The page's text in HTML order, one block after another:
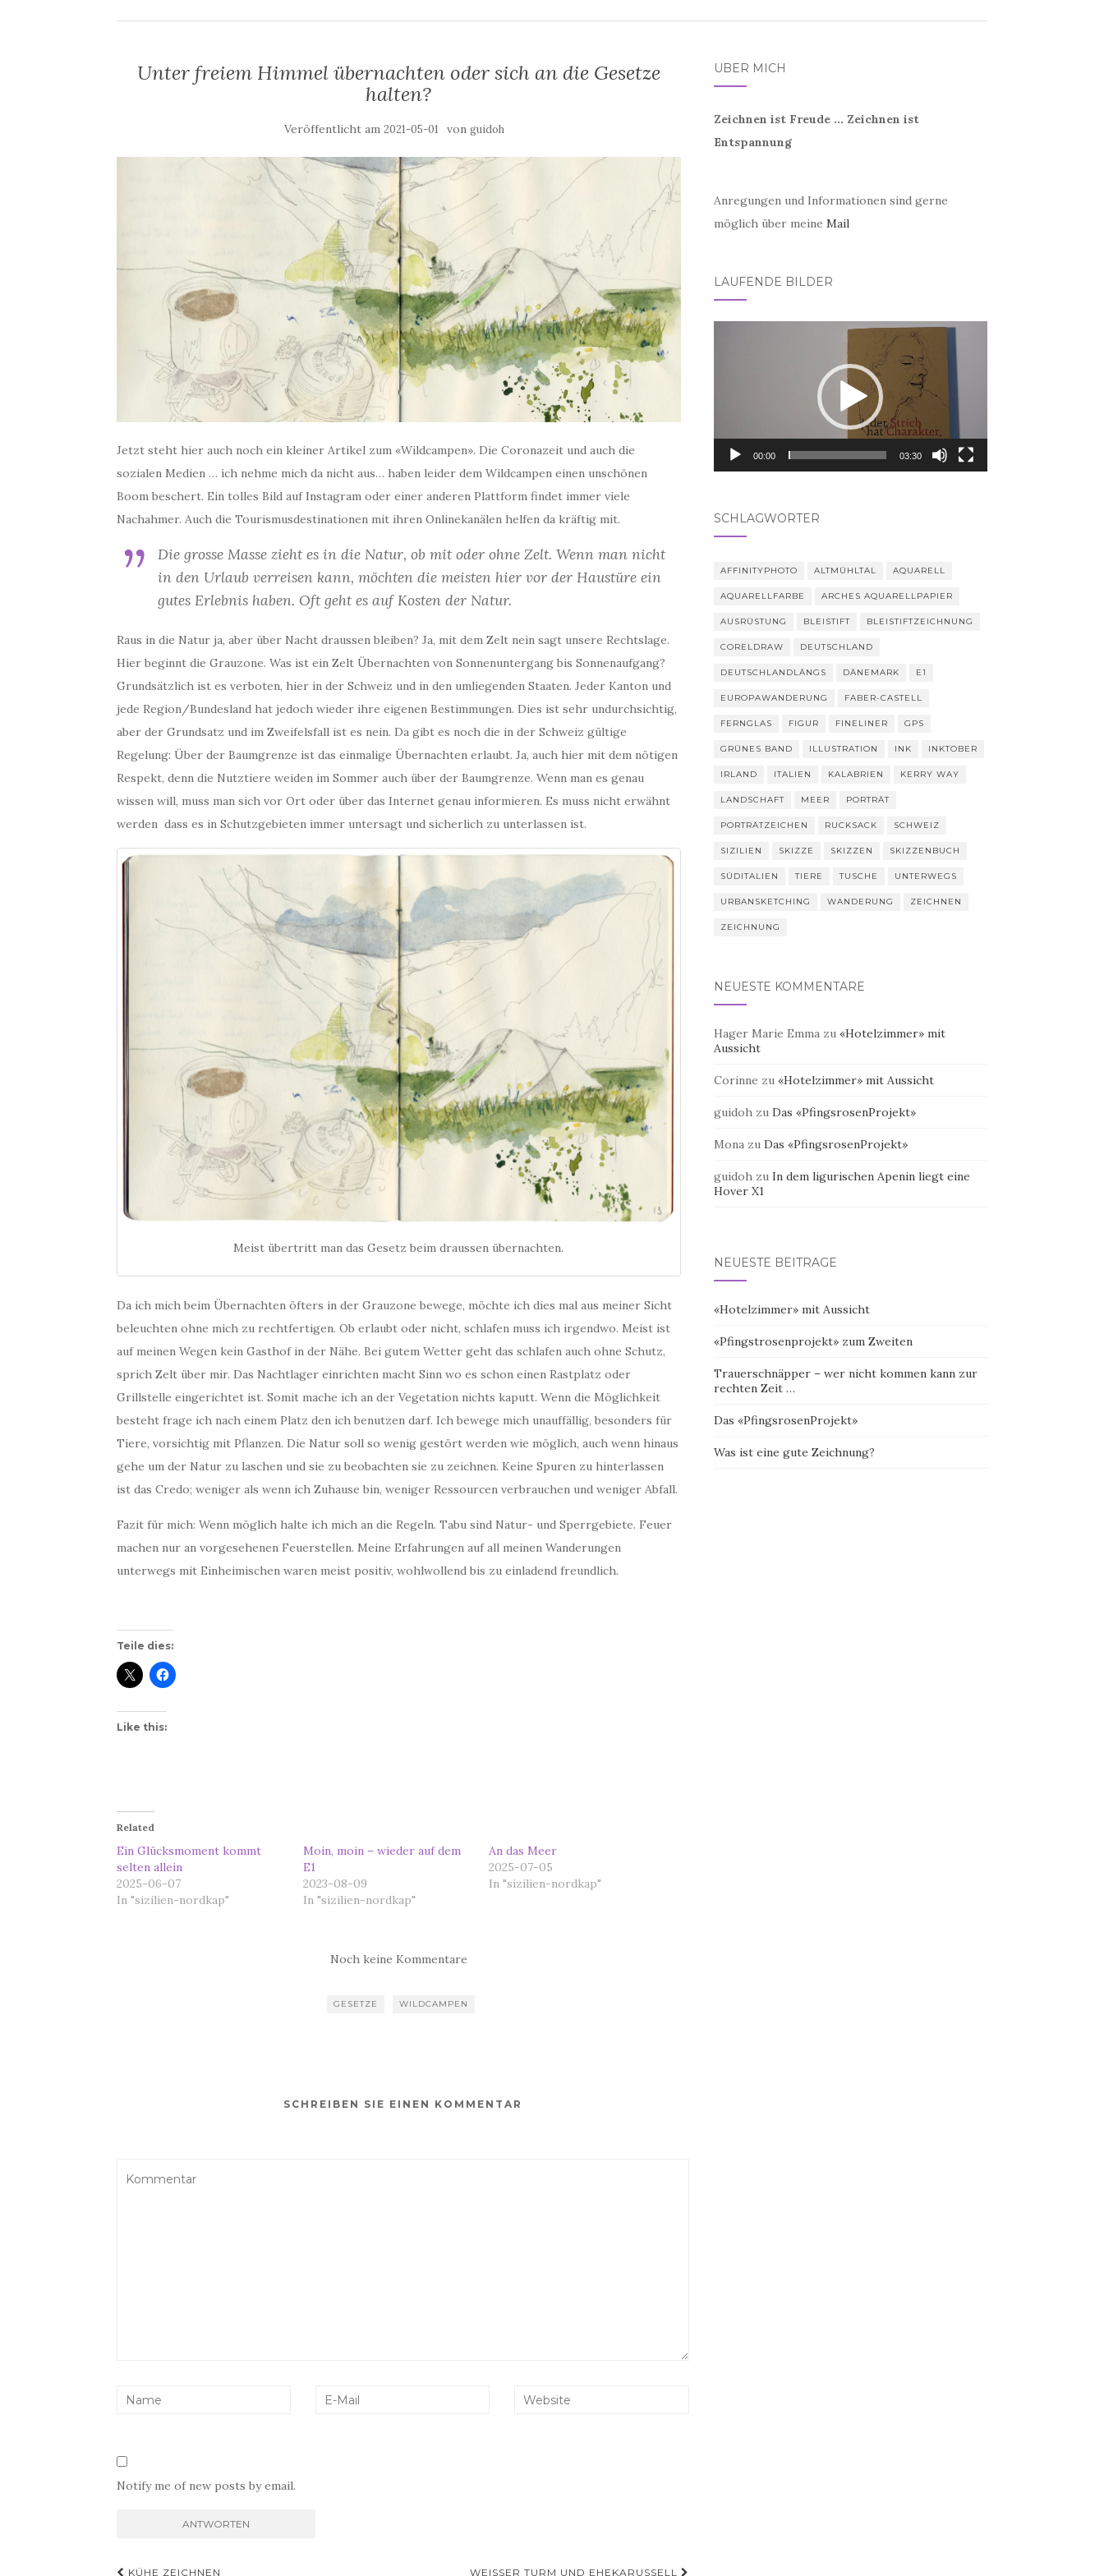
Unter freiem Himmel übernachten oder sich an die Gesetze
halten?
Veröffentlicht am2021-05-01 vonguidoh
Jetzt steht hier auch noch ein kleiner Artikel zum «Wildcampen». Die Coronazeit und auch die
sozialen Medien … ich nehme mich da nicht aus… haben leider dem Wildcampen einen unschönen
Boom beschert. Ein tolles Bild auf Instagram oder einer anderen Plattform findet immer viele
Nachahmer. Auch die Tourismusdestinationen mit ihren Onlinekanälen helfen da kräftig mit.
Die grosse Masse zieht es in die Natur, ob mit oder ohne Zelt. Wenn man nicht
in den Urlaub verreisen kann, möchten die meisten hier vor der Haustüre ein
gutes Erlebnis haben. Oft geht es auf Kosten der Natur.
Raus in die Natur ja, aber über Nacht draussen bleiben? Ja, mit dem Zelt nein sagt unsere Rechtslage.
Hier beginnt die Grauzone. Was ist ein Zelt Übernachten von Sonnenuntergang bis Sonnenaufgang?
Grundsätzlich ist es verboten, hier in der Schweiz und in den umliegenden Staaten. Jeder Kanton und
jede Region/Bundesland hat jedoch wieder ihre eigenen Bestimmungen. Dies ist sehr undurchsichtig,
aber der Grundsatz und im Zweifelsfall ist es nein. Da gibt es noch die in der Schweiz gültige
Regelung: Über der Baumgrenze ist das einmalige Übernachten erlaubt. Ja, auch hier mit dem nötigen
Respekt, denn die Nutztiere weiden im Sommer auch über der Baumgrenze. Wenn man es genau
wissen will, muss man sich vor Ort oder über das Internet genau informieren. Es muss nicht erwähnt
werden dass es in Schutzgebieten immer untersagt und sicherlich zu unterlassen ist.
Meist übertritt man das Gesetz beim draussen übernachten.
Da ich mich beim Übernachten öfters in der Grauzone bewege, möchte ich dies mal aus meiner Sicht
beleuchten ohne mich zu rechtfertigen. Ob erlaubt oder nicht, schlafen muss ich irgendwo. Meist ist
auf meinen Wegen kein Gasthof in der Nähe. Bei gutem Wetter geht das schlafen auch ohne Schutz,
sprich Zelt über mir. Das Nachtlager einrichten macht Sinn wo es schon einen Rastplatz oder
Grillstelle eingerichtet ist. Somit mache ich an der Vegetation nichts kaputt. Wenn die Möglichkeit
besteht frage ich nach einem Platz den ich benutzen darf. Ich bewege mich unauffällig, besonders für
Tiere, vorsichtig mit Pflanzen. Die Natur soll so wenig gestört werden wie möglich, auch wenn hinaus
gehe um der Natur zu laschen und sie zu beobachten sie zu zeichnen. Keine Spuren zu hinterlassen
ist das Credo; weniger als wenn ich Zuhause bin, weniger Ressourcen verbrauchen und weniger Abfall.
Fazit für mich: Wenn möglich halte ich mich an die Regeln. Tabu sind Natur- und Sperrgebiete. Feuer
machen nur an vorgesehenen Feuerstellen. Meine Erfahrungen auf all meinen Wanderungen
unterwegs mit Einheimischen waren meist positiv, wohlwollend bis zu einladend freundlich.
Teile dies:
Like this:
Related
Ein Glücksmoment kommt
selten allein
2025-06-07
In "sizilien-nordkap"
Moin, moin – wieder auf dem
E1
2023-08-09
In "sizilien-nordkap"
An das Meer
2025-07-05
In "sizilien-nordkap"
Noch keine Kommentare
GESETZE WILDCAMPEN
SCHREIBEN SIE EINEN KOMMENTAR
Notify me of new posts by email.
KÜHE ZEICHNEN WEISSER TURM UND EHEKARUSSELL
ÜBER MICH
Zeichnen ist Freude ... Zeichnen ist
Entspannung
Anregungen und Informationen sind gerne
möglich über meine Mail
LAUFENDE BILDER
00:00 03:30
SCHLAGWÖRTER
AFFINITYPHOTO ALTMÜHLTAL AQUARELL
AQUARELLFARBE ARCHES AQUARELLPAPIER
AUSRÜSTUNG BLEISTIFT BLEISTIFTZEICHNUNG
CORELDRAW DEUTSCHLAND
DEUTSCHLANDLÄNGS DÄNEMARK E1
EUROPAWANDERUNG FABER-CASTELL
FERNGLAS FIGUR FINELINER GPS
GRÜNES BAND ILLUSTRATION INK INKTOBER
IRLAND ITALIEN KALABRIEN KERRY WAY
LANDSCHAFT MEER PORTRÄT
PORTRÄTZEICHEN RUCKSACK SCHWEIZ
SIZILIEN SKIZZE SKIZZEN SKIZZENBUCH
SÜDITALIEN TIERE TUSCHE UNTERWEGS
URBANSKETCHING WANDERUNG ZEICHNEN
ZEICHNUNG
NEUESTE KOMMENTARE
Hager Marie Emmazu «Hotelzimmer» mit
Aussicht
Corinne zu «Hotelzimmer» mit Aussicht
guidohzu Das «PfingsrosenProjekt»
Monazu Das «PfingsrosenProjekt»
guidohzu In dem ligurischen Apenin liegt eine
Hover X1
NEUESTE BEITRÄGE
«Hotelzimmer» mit Aussicht
«Pfingstrosenprojekt» zum Zweiten
Trauerschnäpper – wer nicht kommen kann zur
rechten Zeit …
Das «PfingsrosenProjekt»
Was ist eine gute Zeichnung?